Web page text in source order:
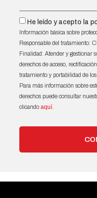
He leído y acepto la
Información básica sobre
Responsable del tratamiento:
Finalidad: Atender y gestionar
derechos de acceso,
tratamiento y portabilidad de los
Para más información sobre
derechos puede consultar
clicando aquí.